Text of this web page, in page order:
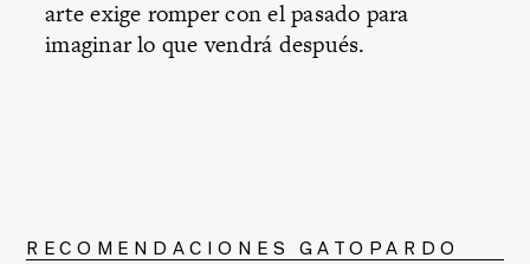
arte exige romper con el pasado para
imaginar lo que vendrá después.
RECOMENDACIONES GATOPARDO